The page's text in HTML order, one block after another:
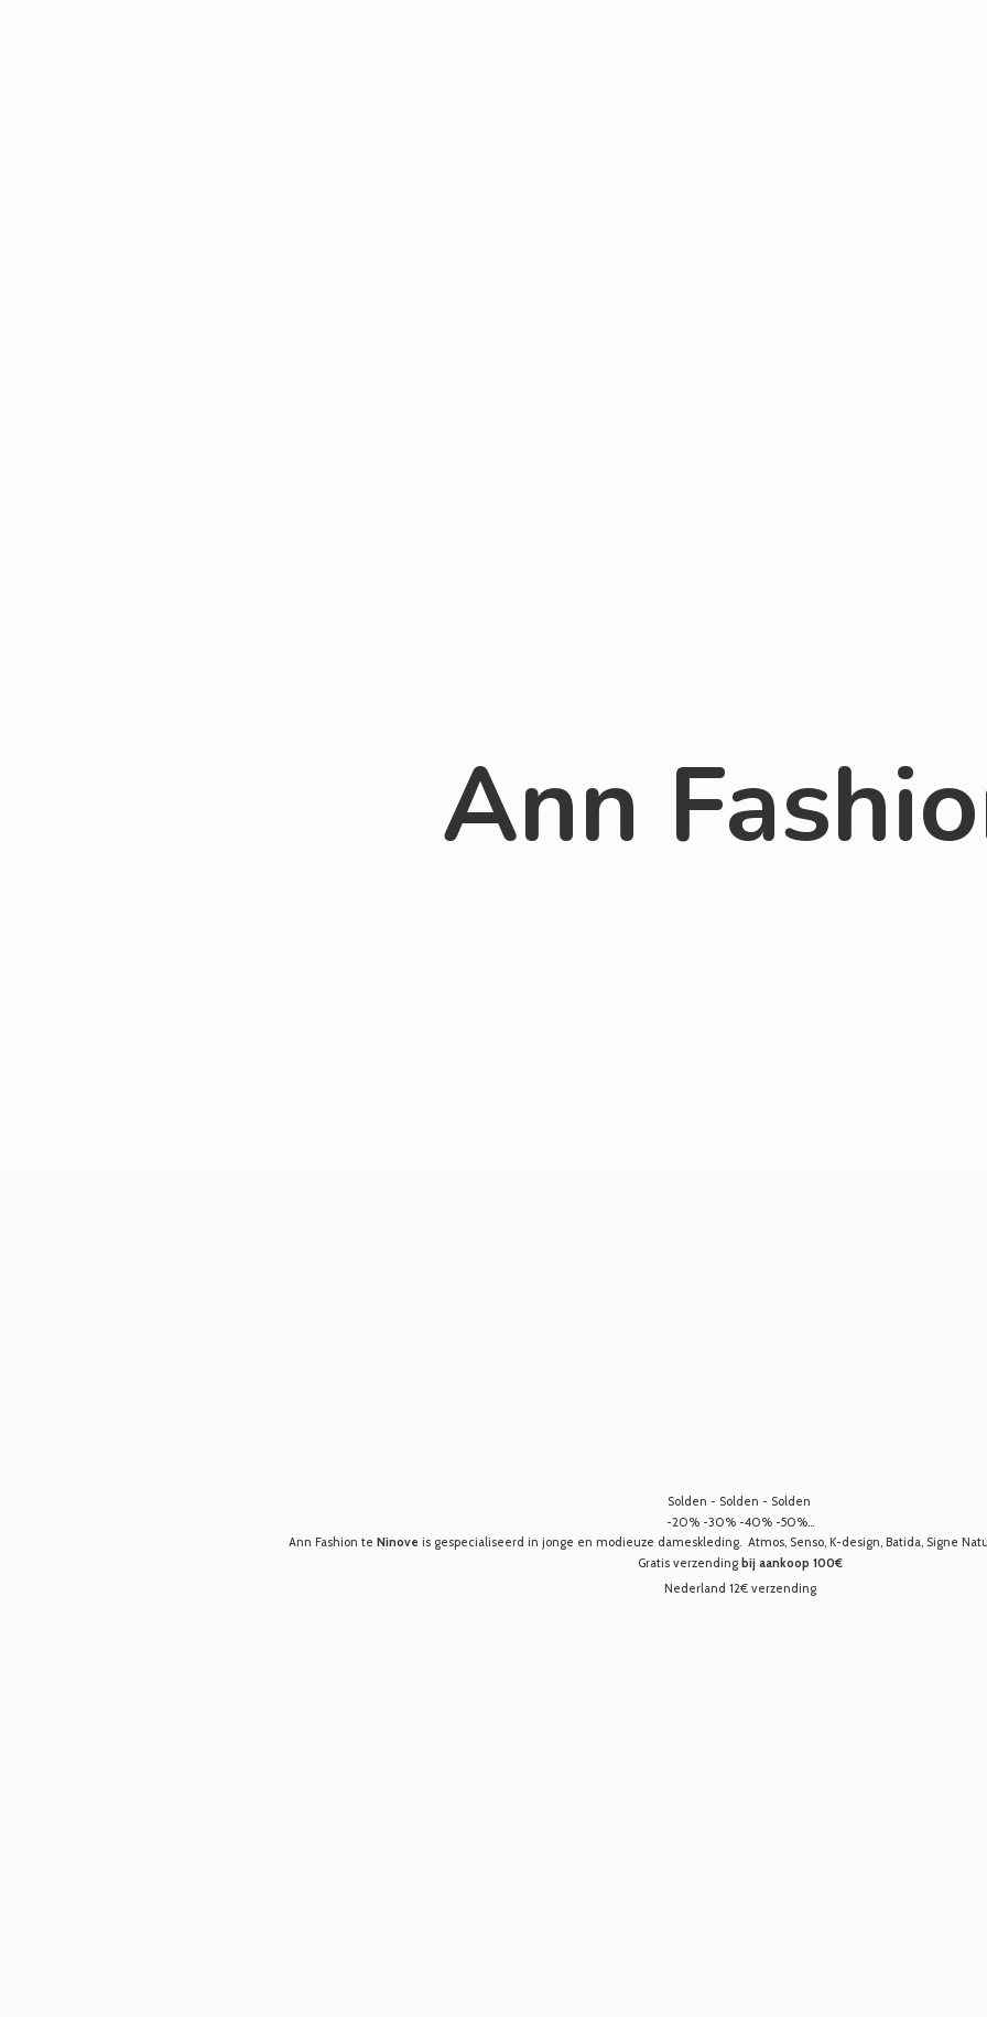
Ann
Solden - Solden - Solden
-20% -30% -40% -50%...
Ann Fashion te Ninove is gespecialiseerd in jonge en modieuze dameskleding. Atmos, Senso, K-design, Batida, Signe
Gratis verzending bij aankoop 100€
Nederland 12€ verzending